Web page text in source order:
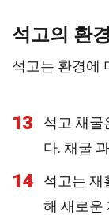
석고의 환
석고는 환경에
13
석고 채굴
다. 채굴
14
석고는 재
해 새로운